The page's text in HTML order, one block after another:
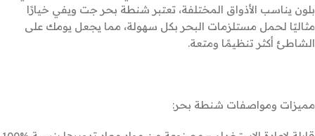
بلون يناسب الأذواق المختلفة، تعتبر شنطة بحر جت ويفي خيارًا
مثاليًا لحمل مستلزمات البحر بكل سهولة، مما يجعل يومك على
الشاطئ أكثر تنظيمًا ومتعة.
مميزات ومواصفات شنطة بحر: